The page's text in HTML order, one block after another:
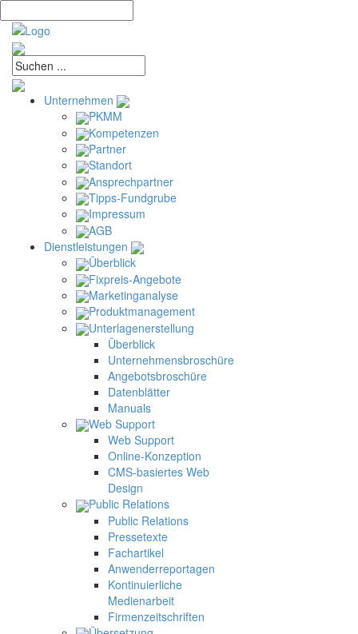
Unternehmen
PKMM
Kompetenzen
Partner
Standort
Ansprechpartner
Tipps-Fundgrube
Impressum
AGB
Dienstleistungen
Überblick
Fixpreis-Angebote
Marketinganalyse
Produktmanagement
Unterlagenerstellung
Überblick
Unternehmensbroschüre
Angebotsbroschüre
Datenblätter
Manuals
Web Support
Web Support
Online-Konzeption
CMS-basiertes Web
Design
Public Relations
Public Relations
Pressetexte
Fachartikel
Anwenderreportagen
Kontinuierliche
Medienarbeit
Firmenzeitschriften